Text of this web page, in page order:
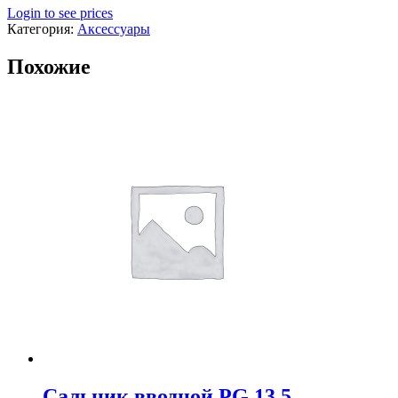
Login to see prices
Категория: Аксессуары
Похожие